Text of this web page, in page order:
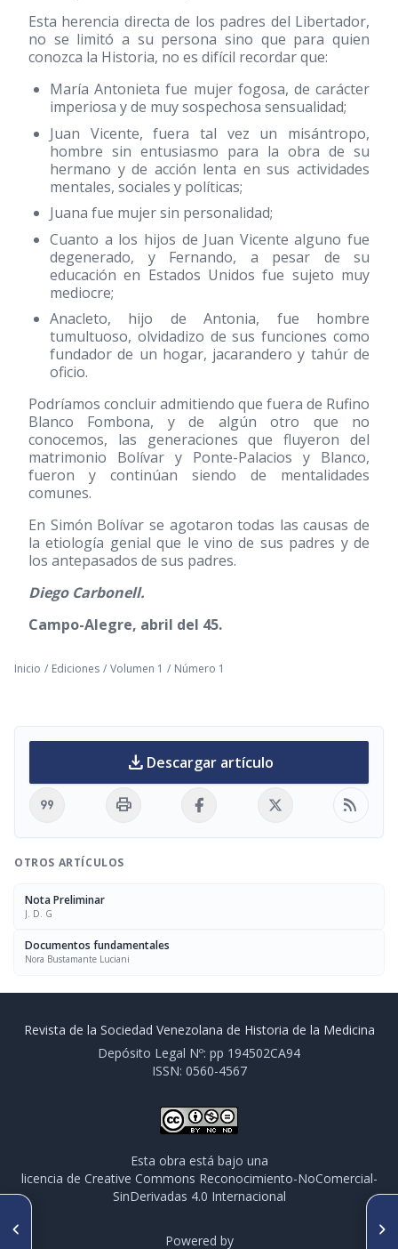
Esta herencia directa de los padres del Libertador,
no se limitó a su persona sino que para quien
conozca la Historia, no es difícil recordar que:
María Antonieta fue mujer fogosa, de carácter
imperiosa y de muy sospechosa sensualidad;
Juan Vicente, fuera tal vez un misántropo,
hombre sin entusiasmo para la obra de su
hermano y de acción lenta en sus actividades
mentales, sociales y políticas;
Juana fue mujer sin personalidad;
Cuanto a los hijos de Juan Vicente alguno fue
degenerado, y Fernando, a pesar de su
educación en Estados Unidos fue sujeto muy
mediocre;
Anacleto, hijo de Antonia, fue hombre
tumultuoso, olvidadizo de sus funciones como
fundador de un hogar, jacarandero y tahúr de
oficio.
Podríamos concluir admitiendo que fuera de Rufino
Blanco Fombona, y de algún otro que no
conocemos, las generaciones que fluyeron del
matrimonio Bolívar y Ponte-Palacios y Blanco,
fueron y continúan siendo de mentalidades
comunes.
En Simón Bolívar se agotaron todas las causas de
la etiología genial que le vino de sus padres y de
los antepasados de sus padres.
Diego Carbonell.
Campo-Alegre, abril del 45.
Inicio / Ediciones / Volumen 1 / Número 1
download Descargar artículo
format_quote print rss_feed
OTROS ARTÍCULOS
Nota Preliminar
J. D. G
Documentos fundamentales
Nora Bustamante Luciani
Miscelanea de historia médica
Revista de la Sociedad Venezolana de Historia de la Medicina
Depósito Legal Nº: pp 194502CA94
ISSN: 0560-4567
Esta obra está bajo una
licencia de Creative Commons Reconocimiento-NoComercial-
SinDerivadas 4.0 Internacional
Powered by